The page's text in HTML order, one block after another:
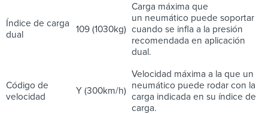
Índice de carga
dual
109 (1030kg)
Carga máxima que
un neumático puede soportar
cuando se infla a la presión
recomendada en aplicación
dual.
Código de
velocidad
Y (300km/h)
Velocidad máxima a la que un
neumático puede rodar con la
carga indicada en su índice de
carga.